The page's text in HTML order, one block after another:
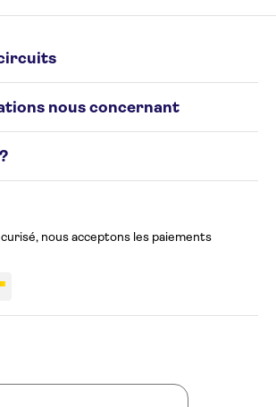
nous concernant
de cookies
en matière de cookies
nous acceptons les paiements